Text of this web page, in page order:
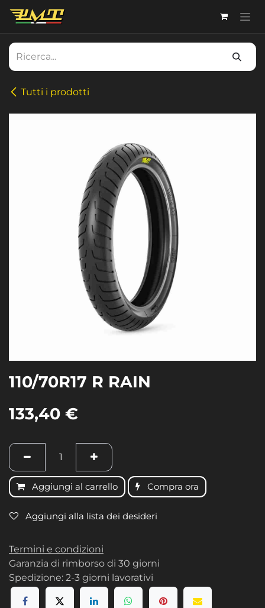
Tutti i prodotti
110/70R17 R RAIN
133,40 €
Aggiungi al carrello Compra ora
Aggiungi alla lista dei desideri
Termini e condizioni
Garanzia di rimborso di 30 giorni
Spedizione: 2-3 giorni lavorativi